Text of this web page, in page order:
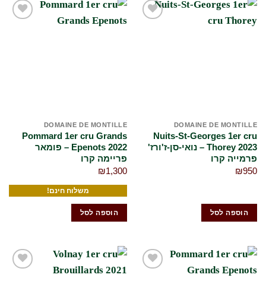
DOMAINE DE MONTILLE
Nuits-St-Georges 1er cru
Thorey 2023 – נואי-סן-ז'ורז'
פרמייה קרו
₪950
הוספה לסל
DOMAINE DE MONTILLE
Pommard 1er cru Grands
Epenots 2022 – פומאר
פריימה קרו
₪1,300
משלוח חינם!
הוספה לסל